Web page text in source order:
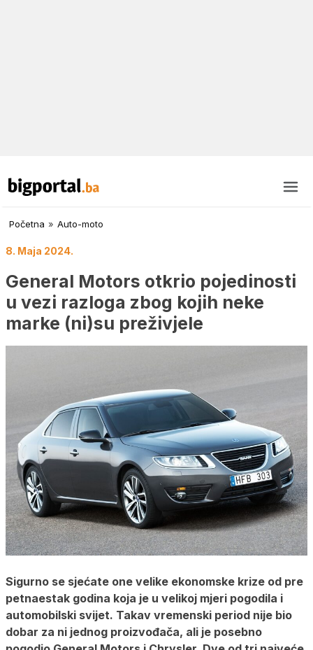
Početna » Auto-moto
8. Maja 2024.
General Motors otkrio pojedinosti
u vezi razloga zbog kojih neke
marke (ni)su preživjele
Sigurno se sjećate one velike ekonomske krize od pre
petnaestak godina koja je u velikoj mjeri pogodila i
automobilski svijet. Takav vremenski period nije bio
dobar za ni jednog proizvođača, ali je posebno